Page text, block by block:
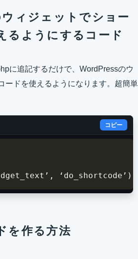
ィジェットでショー
るようにするコード
に追記するだけで、WordPressのウ
ードを使えるようになります。超簡単
コピー
, ‘do_shortcode’ )
を作る方法